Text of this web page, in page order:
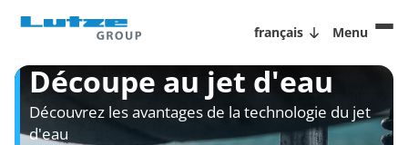
français Menu
Découpe au jet d'eau
Découvrez les avantages de la technologie du jet
d'eau